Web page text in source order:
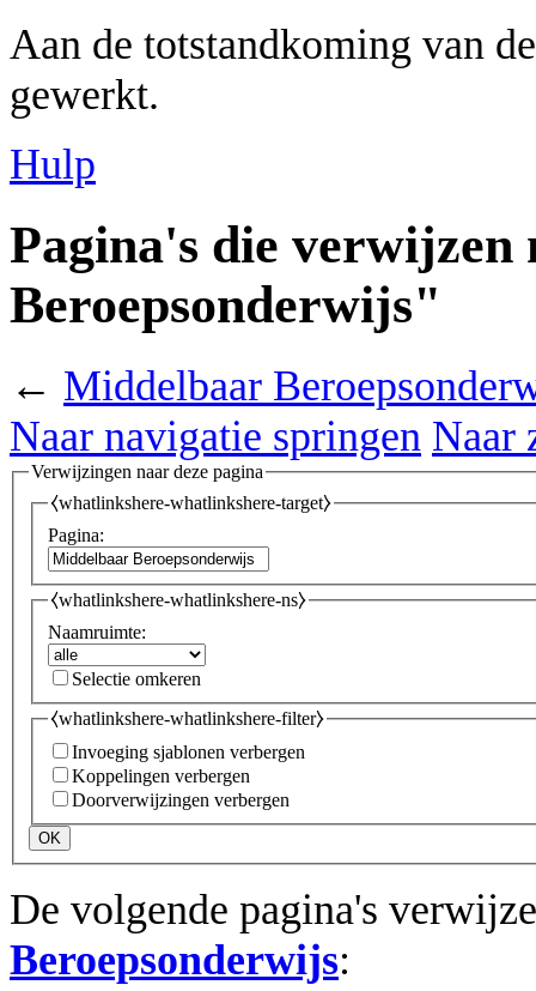
Aan de totstandkoming van
gewerkt.
Hulp
Pagina's die
Beroepsonderwijs"
← Middelbaar
Naar navigatie springen Naar
Verwijzingen naar deze pagina
⧼whatlinkshere-whatlinkshere-target⧽
Pagina:
⧼whatlinkshere-whatlinkshere-ns⧽
Naamruimte:
Selectie omkeren
⧼whatlinkshere-whatlinkshere-filter⧽
Invoeging sjablonen verbergen
Koppelingen verbergen
Doorverwijzingen verbergen
OK
De volgende pagina's
Beroepsonderwijs: